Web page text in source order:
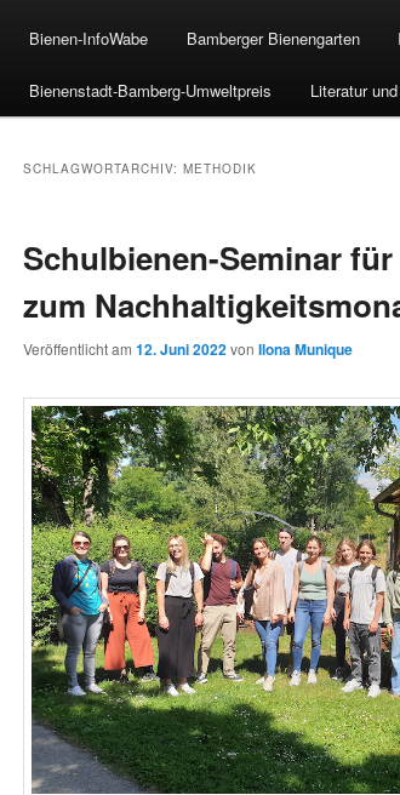
Bienen-InfoWabe Bamberger Bienengarten
Bienenstadt-Bamberg-Umweltpreis Literatur
SCHLAGWORTARCHIV: METHODIK
Schulbienen-Seminar
zum
Veröffentlicht am 12. Juni 2022von Ilona Munique